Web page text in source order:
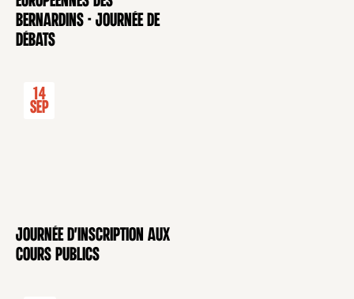
Bernardins - Journée de
débats
CONFÉRENCE
14
Sep
Journée d'inscription aux
cours publics